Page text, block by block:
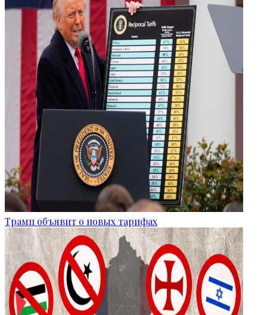
Трамп объявит о новых тарифах